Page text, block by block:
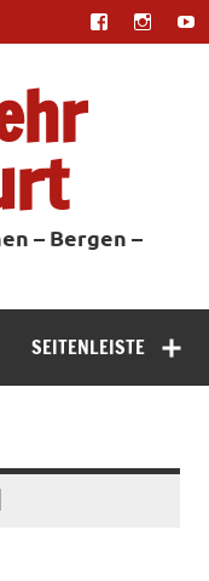
– Bergen –
SEITENLEISTE